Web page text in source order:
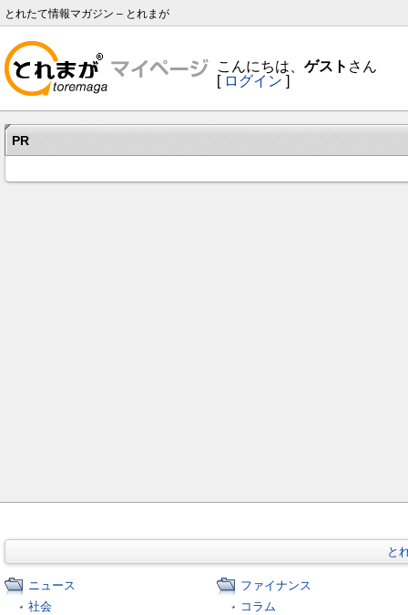
とれたて情報マガジン – とれまが
こんにちは、 ゲスト さん
[ ログイン ]
PR
と
ニュース
社会
ファイナンス
コラム